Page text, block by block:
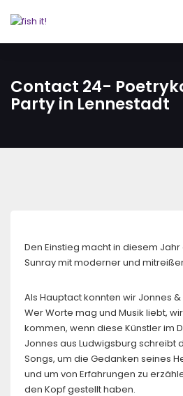
Contact 24-
Party in Lennestadt
Den Einstieg macht in diesem Jahr
Sunray mit moderner und
Als Hauptact konnten wir Jonnes
Wer Worte mag und Musik liebt,
kommen, wenn diese Künstler im
Jonnes aus Ludwigsburg schreibt
Songs, um die Gedanken seines
und um von Erfahrungen zu
den Kopf gestellt haben.